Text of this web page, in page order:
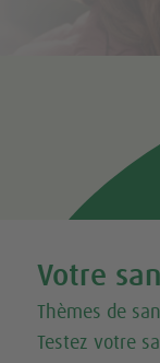
Votre
Thèmes de
Testez votre